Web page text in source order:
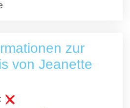
zur
von Jeanette